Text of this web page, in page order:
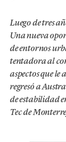
Luego de tres
Una nueva
de entornos
tentadora al
aspectos que
regresó a
de estabilidad
Tec de